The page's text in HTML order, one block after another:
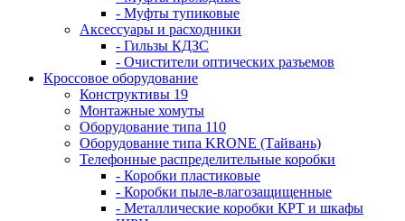
- Муфты тупиковые
Аксессуары и расходники
- Гильзы КДЗС
- Очистители оптических разъемов
Кроссовое оборудование
Конструктивы 19
Монтажные хомуты
Оборудование типа 110
Оборудование типа KRONE (Тайвань)
Телефонные распределительные коробки
- Коробки пластиковые
- Коробки пыле-влагозащищенные
- Металлические коробки КРТ и шкафы